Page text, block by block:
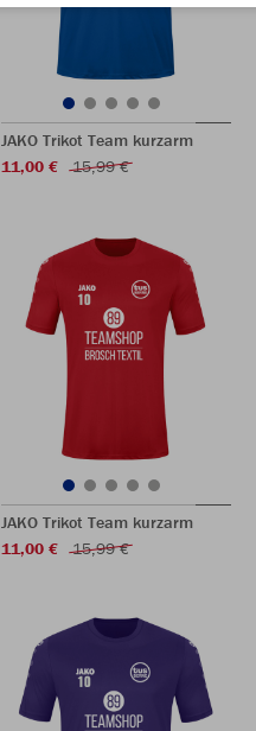
JAKO Trikot Team kurzarm
11,00 €
15,99 €
JAKO Trikot Team kurzarm
11,00 €
15,99 €